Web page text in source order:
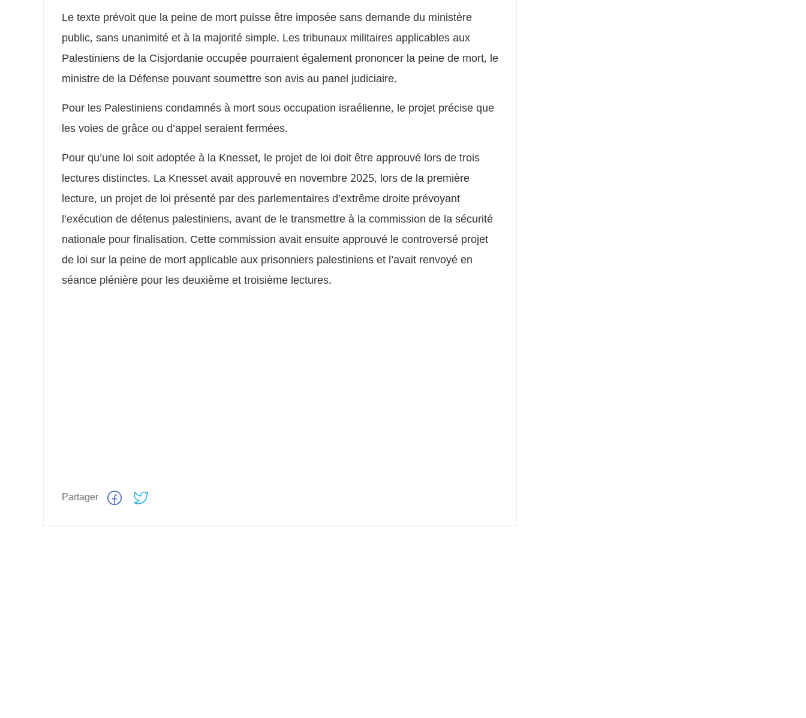
Le texte prévoit que la peine de mort puisse être imposée sans demande du ministère
public, sans unanimité et à la majorité simple. Les tribunaux militaires applicables aux
Palestiniens de la Cisjordanie occupée pourraient également prononcer la peine de mort, le
ministre de la Défense pouvant soumettre son avis au panel judiciaire.
Pour les Palestiniens condamnés à mort sous occupation israélienne, le projet précise que
les voies de grâce ou d’appel seraient fermées.
Pour qu’une loi soit adoptée à la Knesset, le projet de loi doit être approuvé lors de trois
lectures distinctes. La Knesset avait approuvé en novembre 2025, lors de la première
lecture, un projet de loi présenté par des parlementaires d’extrême droite prévoyant
l’exécution de détenus palestiniens, avant de le transmettre à la commission de la sécurité
nationale pour finalisation. Cette commission avait ensuite approuvé le controversé projet
de loi sur la peine de mort applicable aux prisonniers palestiniens et l’avait renvoyé en
séance plénière pour les deuxième et troisième lectures.
Partager